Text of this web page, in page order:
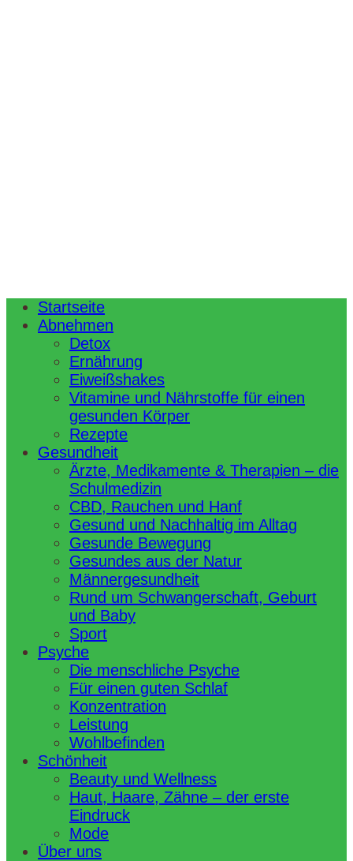
Startseite
Abnehmen
Detox
Ernährung
Eiweißshakes
Vitamine und Nährstoffe für einen
gesunden Körper
Rezepte
Gesundheit
Ärzte, Medikamente & Therapien – die
Schulmedizin
CBD, Rauchen und Hanf
Gesund und Nachhaltig im Alltag
Gesunde Bewegung
Gesundes aus der Natur
Männergesundheit
Rund um Schwangerschaft, Geburt
und Baby
Sport
Psyche
Die menschliche Psyche
Für einen guten Schlaf
Konzentration
Leistung
Wohlbefinden
Schönheit
Beauty und Wellness
Haut, Haare, Zähne – der erste
Eindruck
Mode
Über uns